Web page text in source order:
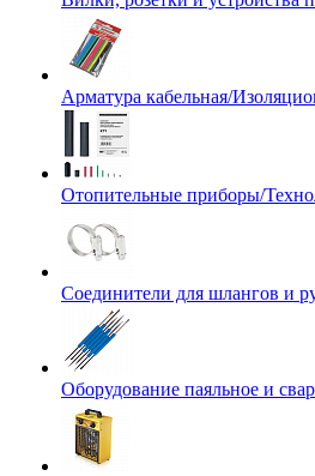
Арматура кабельная/
Отопительные приборы/
Соединители для шлангов и
Оборудование паяльное и